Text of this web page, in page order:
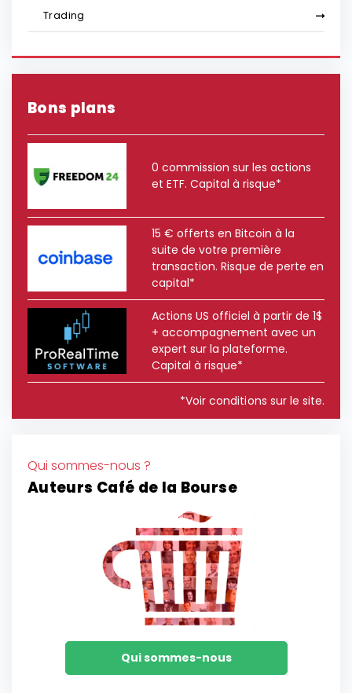
Trading
Bons plans
0 commission sur les actions
et ETF. Capital à risque*
15 € offerts en Bitcoin à la
suite de votre première
transaction. Risque de perte en
capital*
Actions US officiel à partir de 1$
+ accompagnement avec un
expert sur la plateforme.
Capital à risque*
*Voir conditions sur le site.
Qui sommes-nous ?
Auteurs Café de la Bourse
Qui sommes-nous